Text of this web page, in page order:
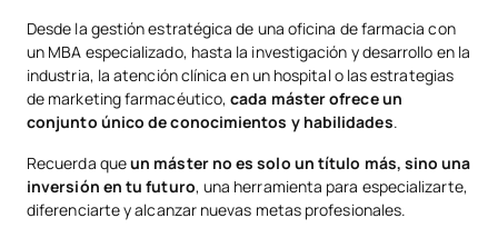
Desde la gestión estratégica de una oficina de farmacia con
un MBA especializado, hasta la investigación y desarrollo en la
industria, la atención clínica en un hospital o las estrategias
de marketing farmacéutico,cada máster ofrece un
conjunto único de conocimientos y habilidades.
Recuerda queun máster no es solo un título más, sino una
inversión en tu futuro, una herramienta para especializarte,
diferenciarte y alcanzar nuevas metas profesionales.